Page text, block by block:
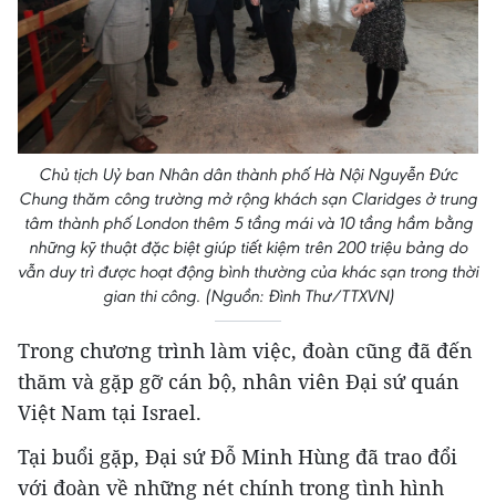
Chủ tịch Uỷ ban Nhân dân thành phố Hà Nội Nguyễn Đức
Chung thăm công trường mở rộng khách sạn Claridges ở trung
tâm thành phố London thêm 5 tầng mái và 10 tầng hầm bằng
những kỹ thuật đặc biệt giúp tiết kiệm trên 200 triệu bảng do
vẫn duy trì được hoạt động bình thường của khác sạn trong thời
gian thi công. (Nguồn: Đình Thư/TTXVN)
Trong chương trình làm việc, đoàn cũng đã đến
thăm và gặp gỡ cán bộ, nhân viên Đại sứ quán
Việt Nam tại Israel.
Tại buổi gặp, Đại sứ Đỗ Minh Hùng đã trao đổi
với đoàn về những nét chính trong tình hình